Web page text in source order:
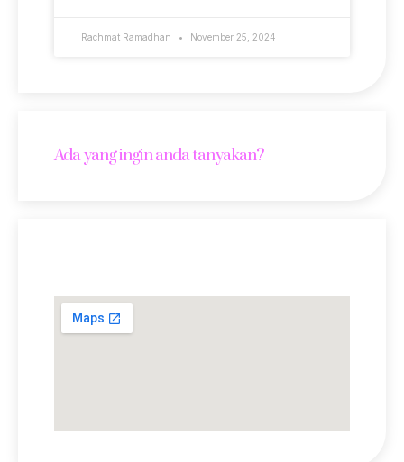
Rachmat Ramadhan November 25, 2024
Ada yang ingin anda tanyakan?